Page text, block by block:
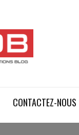
CONTACTEZ-NOUS